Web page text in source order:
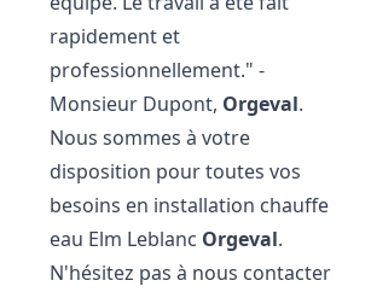
rapidement et
professionnellement." -
Monsieur Dupont, Orgeval.
Nous sommes à votre
disposition pour toutes vos
besoins en installation chauffe
eau Elm Leblanc Orgeval.
N'hésitez pas à nous contacter